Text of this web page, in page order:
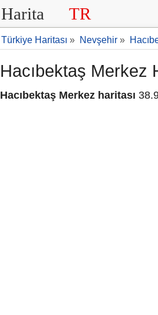
Harita TR
Türkiye Haritası » Nevşehir »
Hacıbektaş Merkez
Hacıbektaş Merkez haritası